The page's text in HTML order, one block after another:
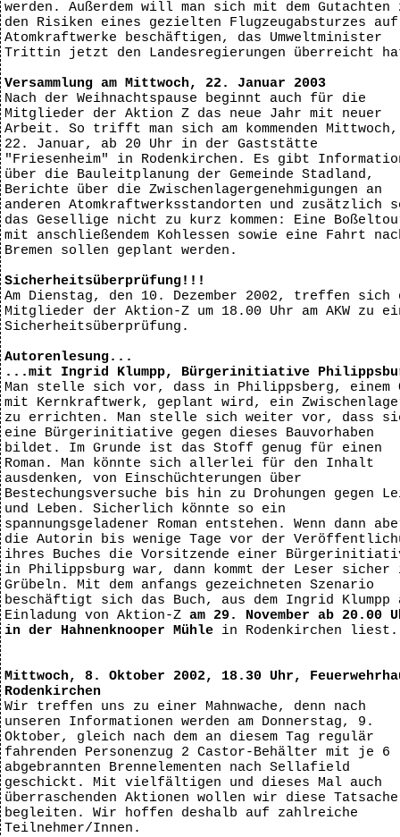
werden. Außerdem will man sich mit dem Gutachten
den Risiken eines gezielten Flugzeugabsturzes auf
Atomkraftwerke beschäftigen, das Umweltminister
Trittin jetzt den Landesregierungen überreicht
Versammlung am Mittwoch, 22. Januar 2003
Nach der Weihnachtspause beginnt auch für die
Mitglieder der Aktion Z das neue Jahr mit neuer
Arbeit. So trifft man sich am kommenden Mittwoch,
22. Januar, ab 20 Uhr in der Gaststätte
"Friesenheim" in Rodenkirchen. Es gibt
über die Bauleitplanung der Gemeinde Stadland,
Berichte über die Zwischenlagergenehmigungen an
anderen Atomkraftwerksstandorten und zusätzlich
das Gesellige nicht zu kurz kommen: Eine
mit anschließendem Kohlessen sowie eine Fahrt
Bremen sollen geplant werden.
Sicherheitsüberprüfung!!!
Am Dienstag, den 10. Dezember 2002, treffen sich
Mitglieder der Aktion-Z um 18.00 Uhr am AKW zu
Sicherheitsüberprüfung.
Autorenlesung...
...mit Ingrid Klumpp, Bürgerinitiative
Man stelle sich vor, dass in Philippsberg, einem
mit Kernkraftwerk, geplant wird, ein
zu errichten. Man stelle sich weiter vor, dass
eine Bürgerinitiative gegen dieses Bauvorhaben
bildet. Im Grunde ist das Stoff genug für einen
Roman. Man könnte sich allerlei für den Inhalt
ausdenken, von Einschüchterungen über
Bestechungsversuche bis hin zu Drohungen gegen
und Leben. Sicherlich könnte so ein
spannungsgeladener Roman entstehen. Wenn dann
die Autorin bis wenige Tage vor der
ihres Buches die Vorsitzende einer
in Philippsburg war, dann kommt der Leser sicher
Grübeln. Mit dem anfangs gezeichneten Szenario
beschäftigt sich das Buch, aus dem Ingrid Klumpp
Einladung von Aktion-Z am 29. November ab 20.00
in der Hahnenknooper Mühle in Rodenkirchen liest.
Mittwoch, 8. Oktober 2002, 18.30 Uhr,
Rodenkirchen
Wir treffen uns zu einer Mahnwache, denn nach
unseren Informationen werden am Donnerstag, 9.
Oktober, gleich nach dem an diesem Tag regulär
fahrenden Personenzug 2 Castor-Behälter mit je 6
abgebrannten Brennelementen nach Sellafield
geschickt. Mit vielfältigen und dieses Mal auch
überraschenden Aktionen wollen wir diese Tatsache
begleiten. Wir hoffen deshalb auf zahlreiche
Teilnehmer/Innen.